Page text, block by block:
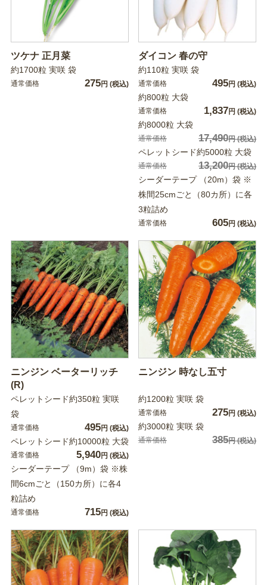
ツケナ 正月菜
約1700粒 実咲 袋
通常価格 275円 (税込)
ダイコン 春の守
約110粒 実咲 袋
通常価格 495円 (税込)
約800粒 大袋
通常価格 1,837円 (税込)
約8000粒 大袋
通常価格 17,490円(税込)
ペレットシード約5000粒 大袋
通常価格 13,200円(税込)
シーダーテープ （20m）袋 ※
株間25cmごと（80カ所）に各
3粒詰め
通常価格 605円 (税込)
ニンジン ベーターリッチ
(R)
ペレットシード約350粒 実咲
袋
通常価格 495円 (税込)
ペレットシード約10000粒 大袋
通常価格 5,940円 (税込)
シーダーテープ （9m）袋 ※株
間6cmごと（150カ所）に各4
粒詰め
通常価格 715円 (税込)
ニンジン 時なし五寸
約1200粒 実咲 袋
通常価格 275円 (税込)
約3000粒 実咲 袋
通常価格 385円(税込)